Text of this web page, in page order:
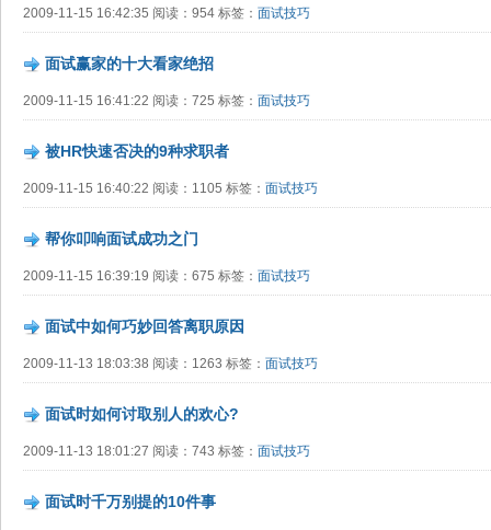
2009-11-15 16:42:35 阅读：954 标签： 面试技巧
面试赢家的十大看家绝招
2009-11-15 16:41:22 阅读：725 标签： 面试技巧
被HR快速否决的9种求职者
2009-11-15 16:40:22 阅读：1105 标签： 面试技巧
帮你叩响面试成功之门
2009-11-15 16:39:19 阅读：675 标签： 面试技巧
面试中如何巧妙回答离职原因
2009-11-13 18:03:38 阅读：1263 标签： 面试技巧
面试时如何讨取别人的欢心?
2009-11-13 18:01:27 阅读：743 标签： 面试技巧
面试时千万别提的10件事